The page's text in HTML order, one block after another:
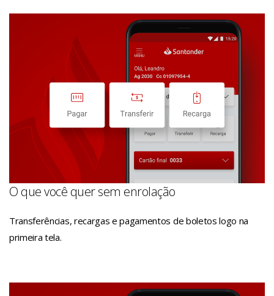
O que você quer sem enrolação
Transferências, recargas e pagamentos de boletos logo na
primeira tela.